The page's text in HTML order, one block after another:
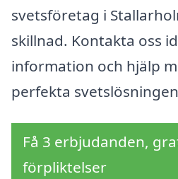
svetsföretag i
skillnad. Kontakta oss
information och hjälp
perfekta
Få 3 erbjudanden,
förpliktelser